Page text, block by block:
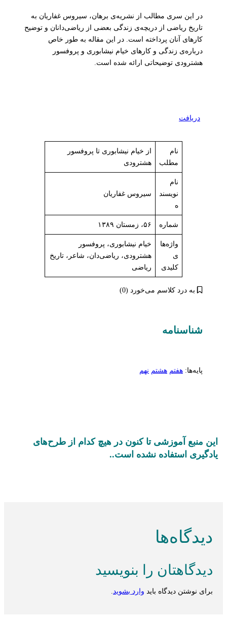
در این سری مطالب از نشریه‌ی برهان، سیروس غفاریان به
تاریخ ریاضی از دریچه‌ی زندگی بعضی از ریاضی‌دانان و توضیح
کارهای آنان پرداخته است. در این مقاله به طور خاص
درباره‌ی زندگی و کارهای خیام نیشابوری و پروفسور
هشترودی توضیحاتی ارائه شده است.
دریافت
نام
مطلب
از خیام نیشابوری تا پروفسور
هشترودی
نام
نویسند
ه
سیروس غفاریان
شماره ۵۶، زمستان ۱۳۸۹
واژه‌ها
ی
کلیدی
خیام نیشابورى، پروفسور
هشترودى، ریاضی‌دان، شاعر، تاریخ
ریاضی
به درد کلاسم می‌خورد (0)
شناسنامه‌
پایه‌ها: هفتم هشتم نهم
این منبع آموزشی تا کنون در هیچ کدام از طرح‌های
یادگیری استفاده نشده است..
دیدگاه‌ها
دیدگاهتان را بنویسید
برای نوشتن دیدگاه باید وارد بشوید